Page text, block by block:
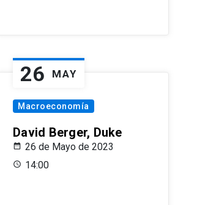
26 MAY
Macroeconomía
David Berger, Duke
26 de Mayo de 2023
14:00